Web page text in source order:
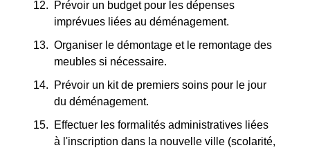
Prévoir un budget pour les dépenses
imprévues liées au déménagement.
Organiser le démontage et le remontage des
meubles si nécessaire.
Prévoir un kit de premiers soins pour le jour
du déménagement.
Effectuer les formalités administratives liées
à l'inscription dans la nouvelle ville (scolarité,